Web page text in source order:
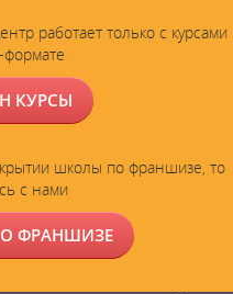
работает только с курсами
КУРСЫ
школы по франшизе, то
с нами
ФРАНШИЗЕ